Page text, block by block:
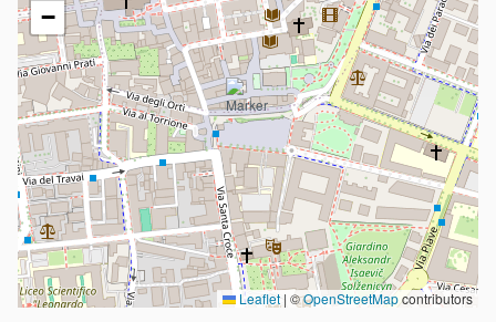
−
Leaflet | ©OpenStreetMapcontributors